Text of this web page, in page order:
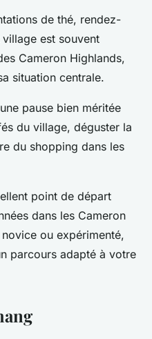
de thé, rendez-
est souvent
Cameron Highlands,
situation centrale.
pause bien méritée
du village, déguster la
du shopping dans les
point de départ
dans les Cameron
ou expérimenté,
parcours adapté à votre